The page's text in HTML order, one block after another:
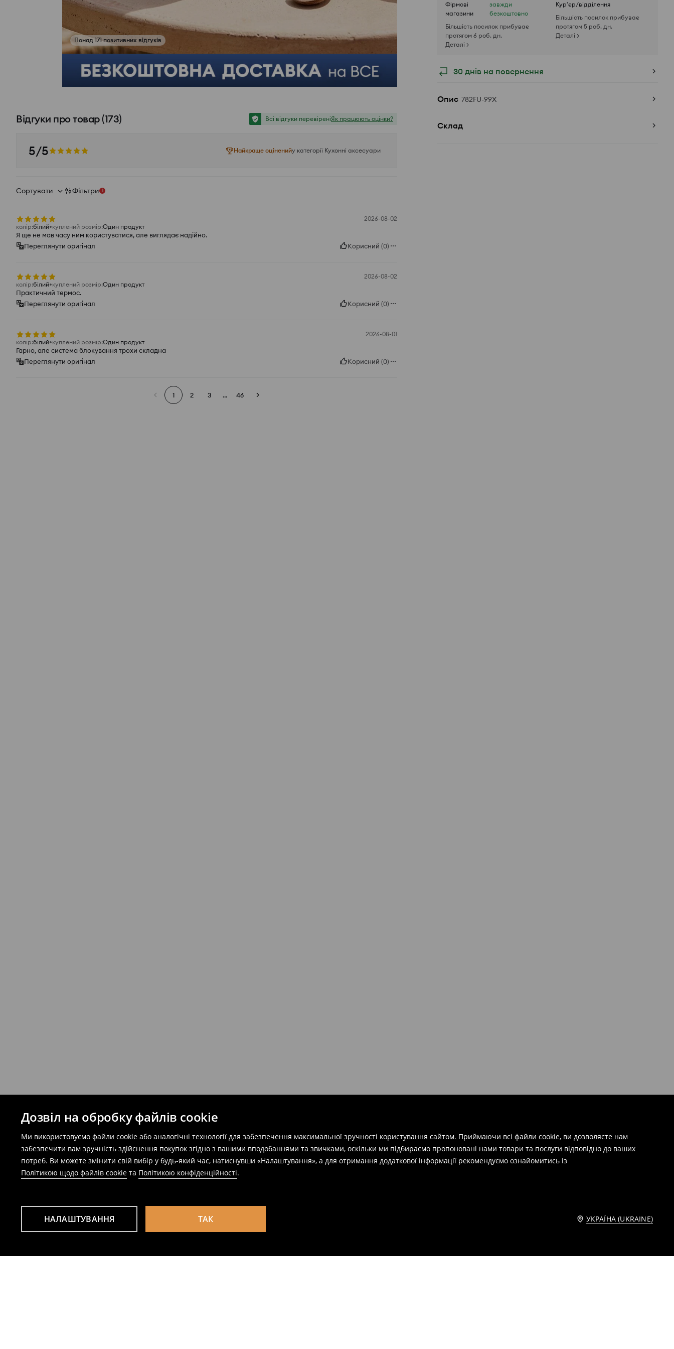
Дозвіл на обробку файлів cookie
Ми використовуємо файли cookie або аналогічні технології для забезпечення максимальної зручності користування сайтом. Приймаючи всі файли cookie, ви дозволяєте нам
забезпечити вам зручність здійснення покупок згідно з вашими вподобаннями та звичками, оскільки ми підбираємо пропоновані нами товари та послуги відповідно до ваших
потреб. Ви можете змінити свій вибір у будь-який час, натиснувши «Налаштування», а для отримання додаткової інформації рекомендуємо ознайомитись із
Політикою щодо файлів cookie та Політикою конфіденційності.
НАЛАШТУВАННЯ ТАК УКРАЇНА (UKRAINE)
Фірмові
магазини
завжди
безкоштовно
Більшість посилок прибуває
протягом 6 роб. дн.
Деталі >
Кур'єр/відділення
Більшість посилок прибуває
протягом 5 роб. дн.
Деталі >
30 днів на повернення
Опис 782FU-99X
Склад
Понад 171 позитивних відгуків
Переглянути фото з відгуків
Відгуки про товар(173) Всі відгуки перевіреніЯк працюють оцінки?
5/5 Найкраще оціненийу категорії Кухонні аксесуари
Сортувати Фільтри 1
2026-08-02
колір:білий куплений розмір:Один продукт
Я ще не мав часу ним користуватися, але виглядає надійно.
Переглянути оригінал
Корисний (0)
2026-08-02
колір:білий куплений розмір:Один продукт
Практичний термос.
Переглянути оригінал
Корисний (0)
2026-08-01
колір:білий куплений розмір:Один продукт
Гарно, але система блокування трохи складна
Переглянути оригінал
Корисний (0)
1 2 3 ... 46